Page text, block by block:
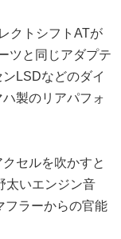
クトシフトATが
ツと同じアダプテ
LSDなどのダイ
製のリアパフォ
セルを吹かすと
太いエンジン音
フラーからの官能